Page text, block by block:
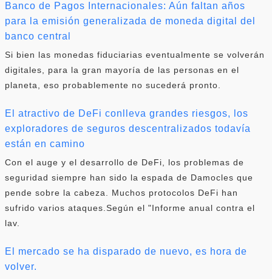
Banco de Pagos Internacionales: Aún faltan años
para la emisión generalizada de moneda digital del
banco central
Si bien las monedas fiduciarias eventualmente se volverán
digitales, para la gran mayoría de las personas en el
planeta, eso probablemente no sucederá pronto.
El atractivo de DeFi conlleva grandes riesgos, los
exploradores de seguros descentralizados todavía
están en camino
Con el auge y el desarrollo de DeFi, los problemas de
seguridad siempre han sido la espada de Damocles que
pende sobre la cabeza. Muchos protocolos DeFi han
sufrido varios ataques.Según el "Informe anual contra el
lav.
El mercado se ha disparado de nuevo, es hora de
volver.